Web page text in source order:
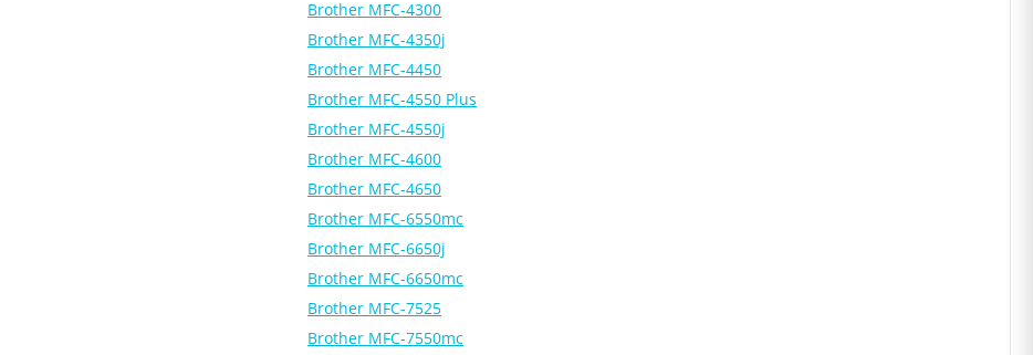
Brother MFC-4300
Brother MFC-4350j
Brother MFC-4450
Brother MFC-4550 Plus
Brother MFC-4550j
Brother MFC-4600
Brother MFC-4650
Brother MFC-6550mc
Brother MFC-6650j
Brother MFC-6650mc
Brother MFC-7525
Brother MFC-7550mc